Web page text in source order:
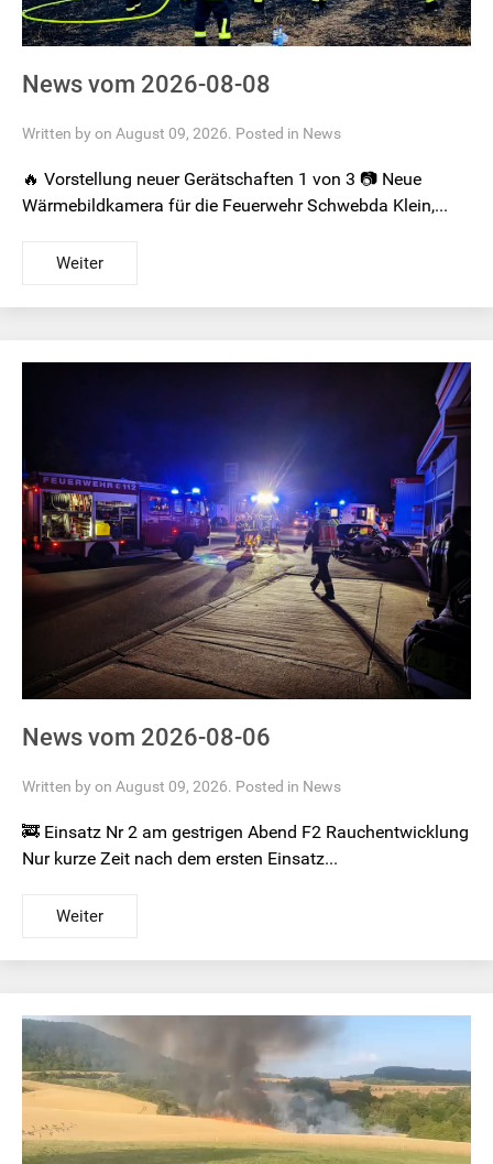
News vom 2026-08-08
Written by on August 09, 2026. Posted in News
🔥 Vorstellung neuer Gerätschaften 1 von 3 📷 Neue
Wärmebildkamera für die Feuerwehr Schwebda Klein,...
Weiter
News vom 2026-08-06
Written by on August 09, 2026. Posted in News
🚒 Einsatz Nr 2 am gestrigen Abend F2 Rauchentwicklung
Nur kurze Zeit nach dem ersten Einsatz...
Weiter